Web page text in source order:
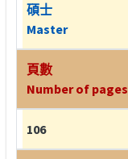
碩士
Master
頁數
Number of pages
106